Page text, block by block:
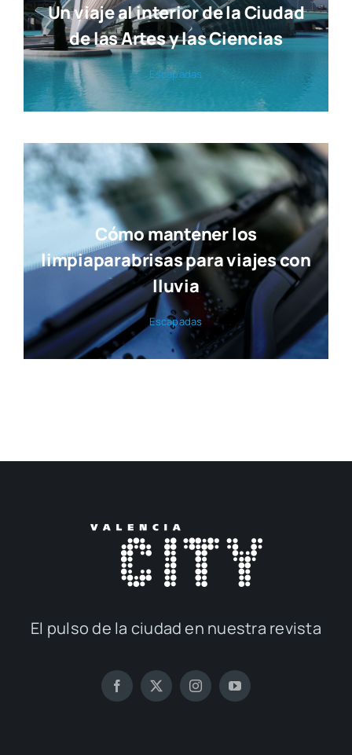
Un viaje al interior de la Ciudad
de las Artes y las Ciencias
Esca­pa­das
Cómo mantener los
limpiaparabrisas para viajes con
lluvia
Esca­pa­das
El pul­so de la ciu­dad en nues­tra revis­ta